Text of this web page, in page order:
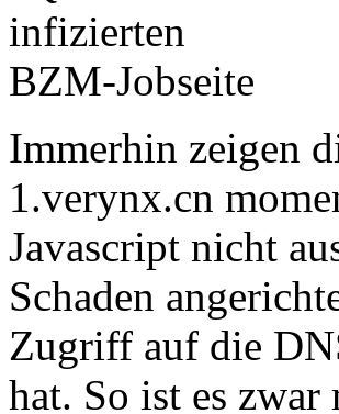
Immerhin zeigen
1.verynx.cn
Javascript nicht
Schaden
Zugriff auf die
hat. So ist es